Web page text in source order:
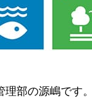
理部の源嶋です